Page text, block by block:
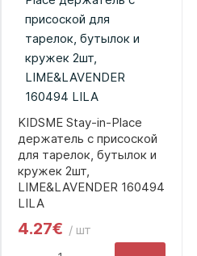
KIDSME Stay-in-Place
держатель с присоской
для тарелок, бутылок и
кружек 2шт,
LIME&LAVENDER 160494
LILA
4.27€ / шт